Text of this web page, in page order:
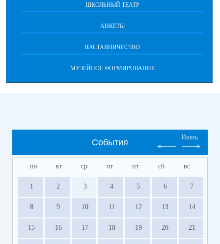
ШКОЛЬНЫЙ ТЕАТР
АНКЕТЫ
НАСТАВНИЧЕСТВО
МУЗЕЙНОЕ ФОРМИРОВАНИЕ
События
Июнь
пн вт ср чт пт сб вс
1 2 3 4 5 6 7
8 9 10 11 12 13 14
15 16 17 18 19 20 21